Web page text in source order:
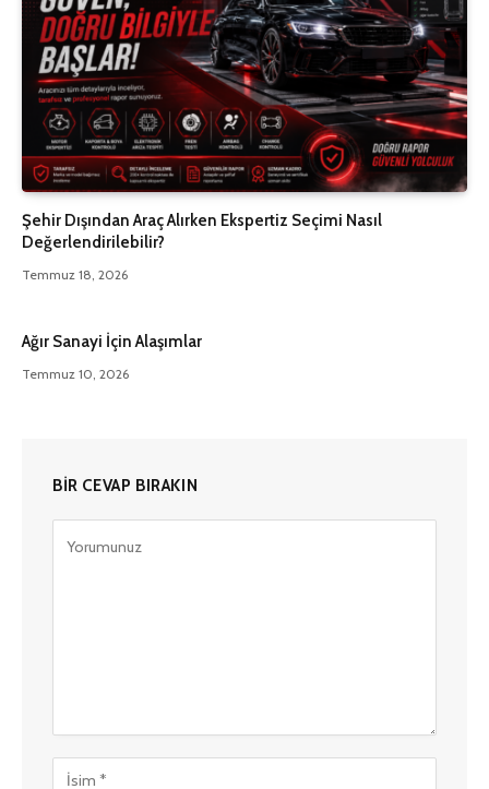
Şehir Dışından Araç Alırken Ekspertiz Seçimi Nasıl
Değerlendirilebilir?
Temmuz 18, 2026
Ağır Sanayi İçin Alaşımlar
Temmuz 10, 2026
BIR CEVAP BIRAKIN